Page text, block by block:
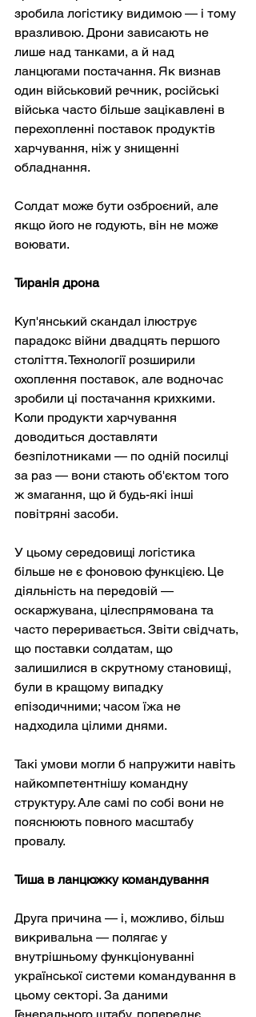
зробила логістику видимою — і тому
вразливою. Дрони зависають не
лише над танками, а й над
ланцюгами постачання. Як визнав
один військовий речник, російські
війська часто більше зацікавлені в
перехопленні поставок продуктів
харчування, ніж у знищенні
обладнання.
Солдат може бути озброєний, але
якщо його не годують, він не може
воювати.
Тиранія дрона
Куп'янський скандал ілюструє
парадокс війни двадцять першого
століття. Технології розширили
охоплення поставок, але водночас
зробили ці постачання крихкими.
Коли продукти харчування
доводиться доставляти
безпілотниками — по одній посилці
за раз — вони стають об'єктом того
ж змагання, що й будь-які інші
повітряні засоби.
У цьому середовищі логістика
більше не є фоновою функцією. Це
діяльність на передовій —
оскаржувана, цілеспрямована та
часто переривається. Звіти свідчать,
що поставки солдатам, що
залишилися в скрутному становищі,
були в кращому випадку
епізодичними; часом їжа не
надходила цілими днями.
Такі умови могли б напружити навіть
найкомпетентнішу командну
структуру. Але самі по собі вони не
пояснюють повного масштабу
провалу.
Тиша в ланцюжку командування
Друга причина — і, можливо, більш
викривальна — полягає у
внутрішньому функціонуванні
української системи командування в
цьому секторі. За даними